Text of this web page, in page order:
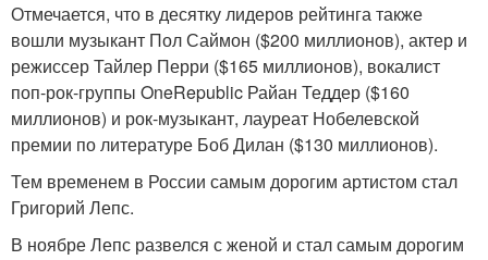
Отмечается, что в десятку лидеров рейтинга также
вошли музыкант Пол Саймон ($200 миллионов), актер и
режиссер Тайлер Перри ($165 миллионов), вокалист
поп-рок-группы OneRepublic Райан Теддер ($160
миллионов) и рок-музыкант, лауреат Нобелевской
премии по литературе Боб Дилан ($130 миллионов).
Тем временем в России самым дорогим артистом стал
Григорий Лепс.
В ноябре Лепс развелся с женой и стал самым дорогим